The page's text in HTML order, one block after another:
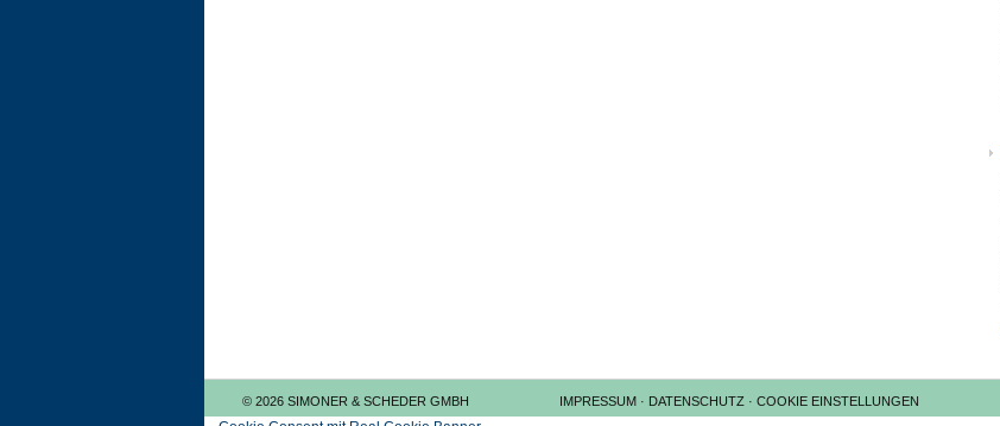
© 2026 SIMONER & SCHEDER GMBH IMPRESSUM· DATENSCHUTZ · COOKIE EINSTELLUNGEN